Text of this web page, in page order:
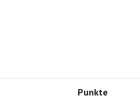
Punkte